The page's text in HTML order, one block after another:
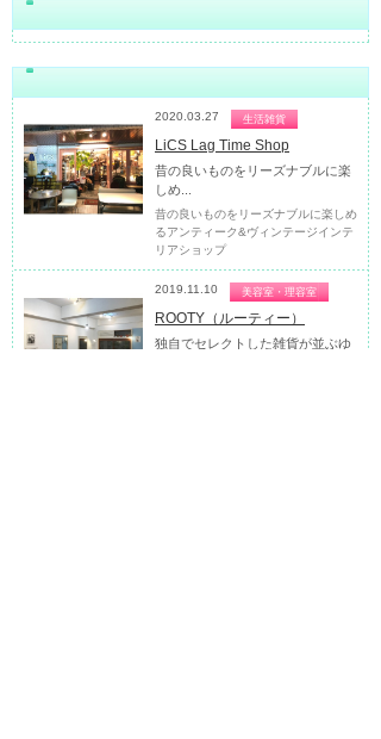
2020.03.27 生活雑貨
LiCS Lag Time Shop
昔の良いものをリーズナブルに楽
しめ...
昔の良いものをリーズナブルに楽しめ
るアンティーク&ヴィンテージインテ
リアショップ
2019.11.10 美容室・理容室
ROOTY（ルーティー）
独自でセレクトした雑貨が並ぶゆ